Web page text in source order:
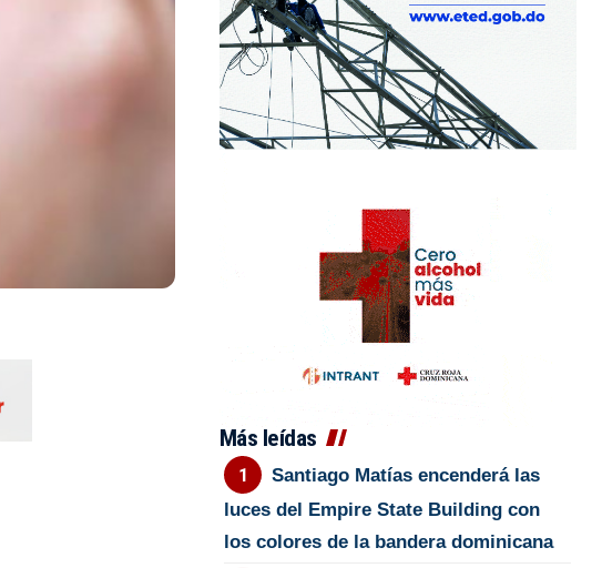
Más leídas
Santiago Matías encenderá las
luces del Empire State Building con
los colores de la bandera dominicana